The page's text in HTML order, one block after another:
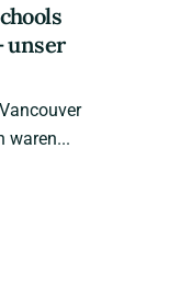
unser
waren...